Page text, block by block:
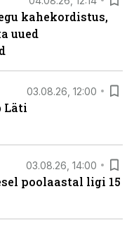
kahekordistus,
uued
03.08.26, 12:00
Läti
03.08.26, 14:00
poolaastal ligi 15